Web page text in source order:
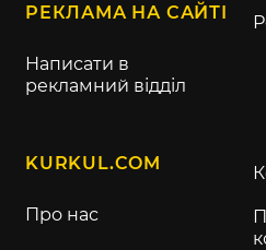
РЕКЛАМА НА САЙТІ
Написати в
рекламний відділ
KURKUL.COM
Про нас